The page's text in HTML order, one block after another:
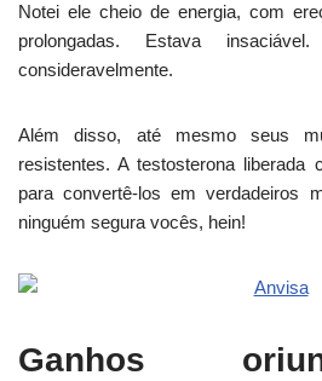
Notei ele cheio de energia, com
prolongadas. Estava
consideravelmente.
Além disso, até mesmo seus
resistentes. A testosterona liberada
para convertê-los em verdadeiros
ninguém segura vocês, hein!
Ganhos